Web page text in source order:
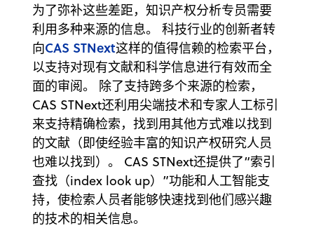
为了弥补这些差距，知识产权分析专员需要
利用多种来源的信息。 科技行业的创新者转
向CAS STNext这样的值得信赖的检索平台，
以支持对现有文献和科学信息进行有效而全
面的审阅。 除了支持跨多个来源的检索，
CAS STNext还利用尖端技术和专家人工标引
来支持精确检索，找到用其他方式难以找到
的文献（即使经验丰富的知识产权研究人员
也难以找到）。 CAS STNext还提供了“索引
查找（index look up）”功能和人工智能支
持，使检索人员者能够快速找到他们感兴趣
的技术的相关信息。